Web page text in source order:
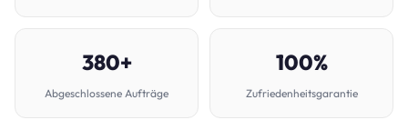
380+
Abgeschlossene Aufträge
100%
Zufriedenheitsgarantie